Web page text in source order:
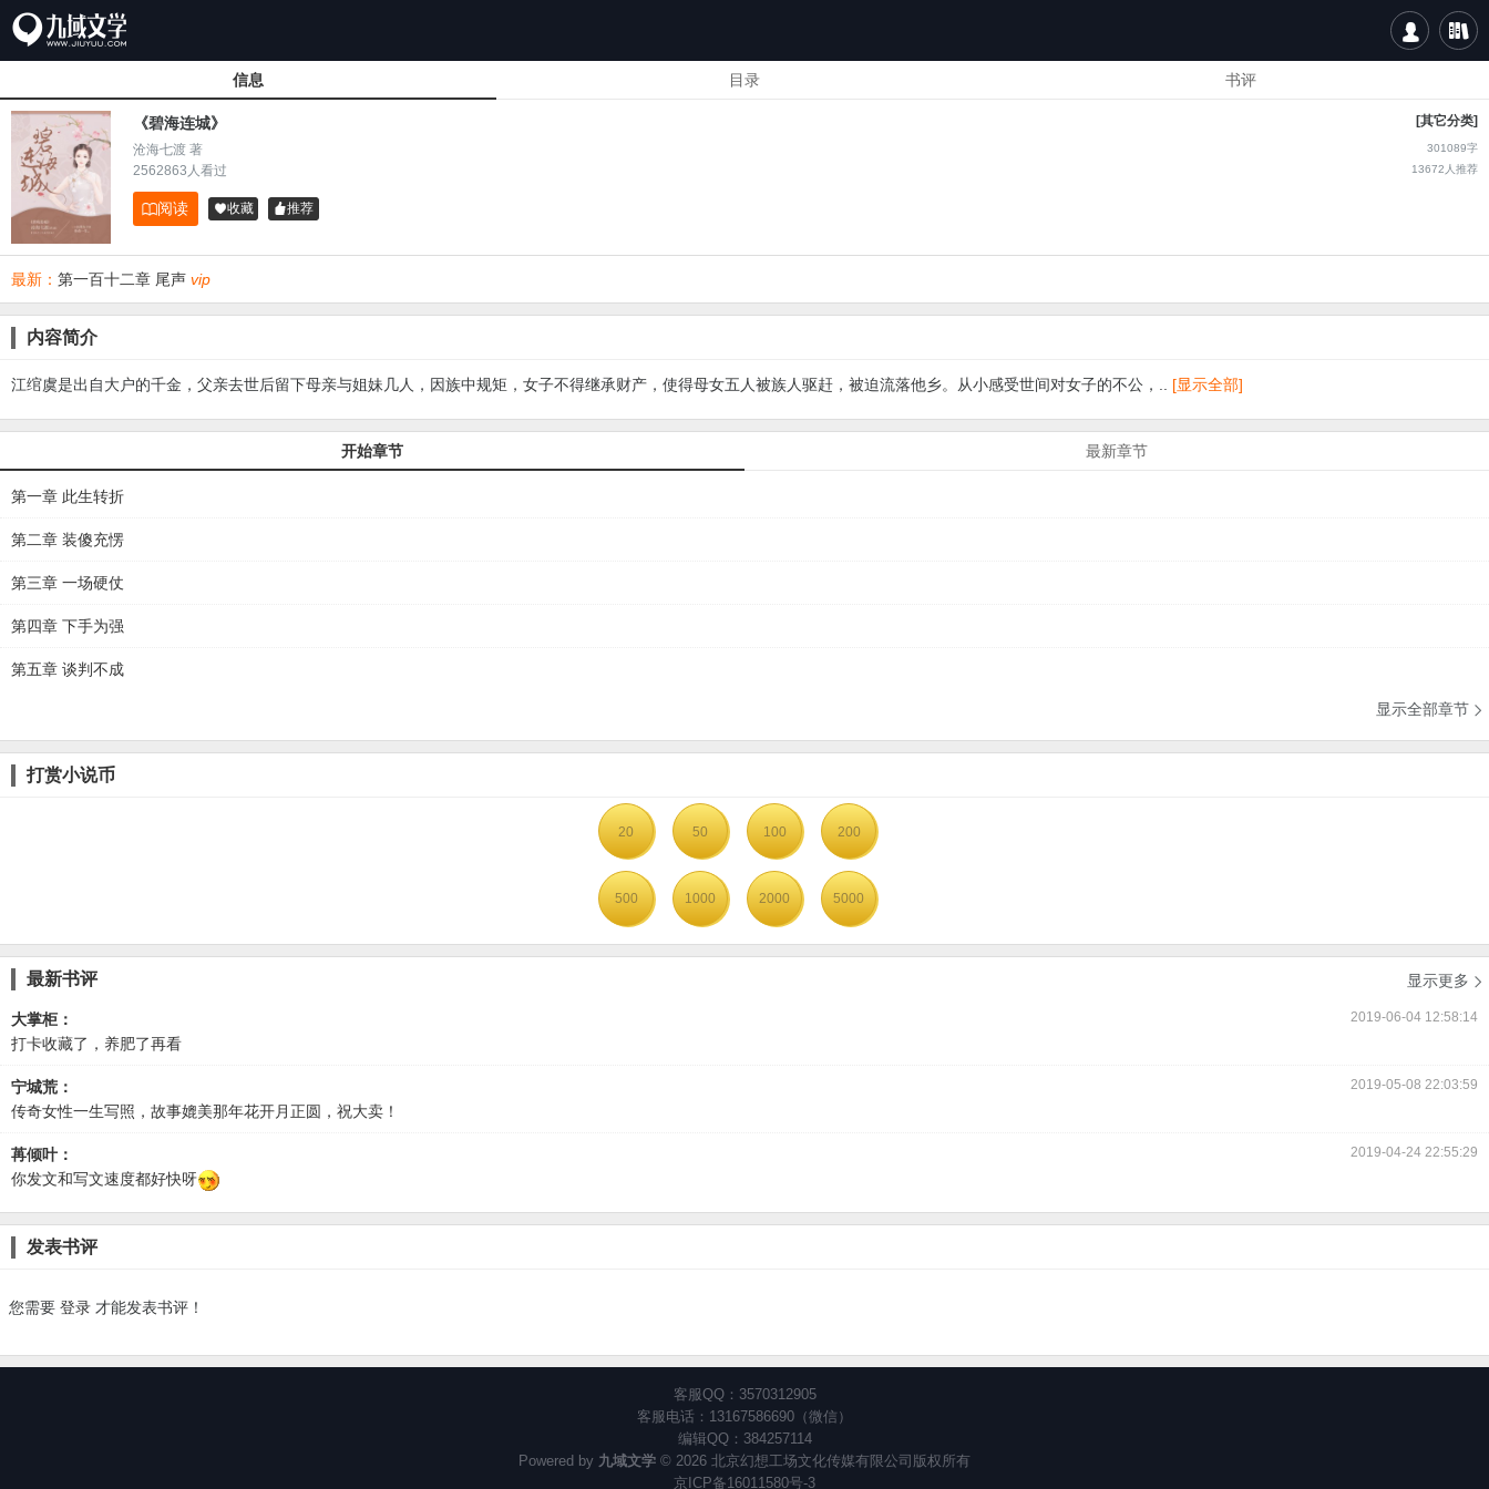
 
信息 目录 书评
[其它分类]
《碧海连城》
301089字
沧海七渡 著
13672 人推荐
2562863人看过
阅读 收藏 推荐
最新： 第一百十二章 尾声 vip
内容简介
江绾虞是出自大户的千金，父亲去世后留下母亲与姐妹几人，因族中规矩，女子不得继承财产，使得母女五人被族人驱赶，被迫流落他乡。从小感受世间对女子的不公，.. [显示全部]
开始章节 最新章节
第一章 此生转折
第二章 装傻充愣
第三章 一场硬仗
第四章 下手为强
第五章 谈判不成
显示全部章节
打赏小说币
20 50 100 200
500 1000 2000 5000
最新书评 显示更多 
2019-06-04 12:58:14
大掌柜：
打卡收藏了，养肥了再看
2019-05-08 22:03:59
宁城荒：
传奇女性一生写照，故事媲美那年花开月正圆，祝大卖！
2019-04-24 22:55:29
苒倾叶：
你发文和写文速度都好快呀
发表书评
您需要 登录 才能发表书评！
客服QQ：3570312905
客服电话：13167586690（微信）
编辑QQ：384257114
Powered by 九域文学 © 2026 北京幻想工场文化传媒有限公司版权所有
京ICP备16011580号-3